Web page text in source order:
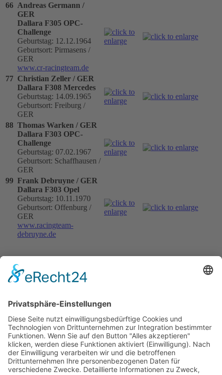
66 Andreas Germann /
GER
Dallara F305 OPC-
Challenge
Geburtstag: 12.12.1964
Geburtsort: Pirmasens /
GER
www.cr-racingteam.de
77 Christian Zeller / GER
Dallara F308 Mercedes
Geburtstag: 14.09.1965
Geburtsort: Freiburg /
GER
88 Thomas Warken / GER
Dallara F303 OPC-
Challenge
Geburtstag: 07.02.1967
Geburtsort: Schaffhausen /
GER
99 Frank Debruyne / GER
Dallara F303 Opel
Geburtstag: 10.11.1970
Geburtsort: Offenburg /
GER
www.racingteam-
debruyne.de
Jo Zeller Racing (Amweg
Motorsport)
Teamchef: Fredy Amweg
Teammanager: Fredy Amweg
www.amweg-motorsport.ch
85 Thomas Amweg / SUI
Dallara F305 Mercedes
Geburtstag: 09.01.1985
Geburtsort: Ammerswil /
SUI